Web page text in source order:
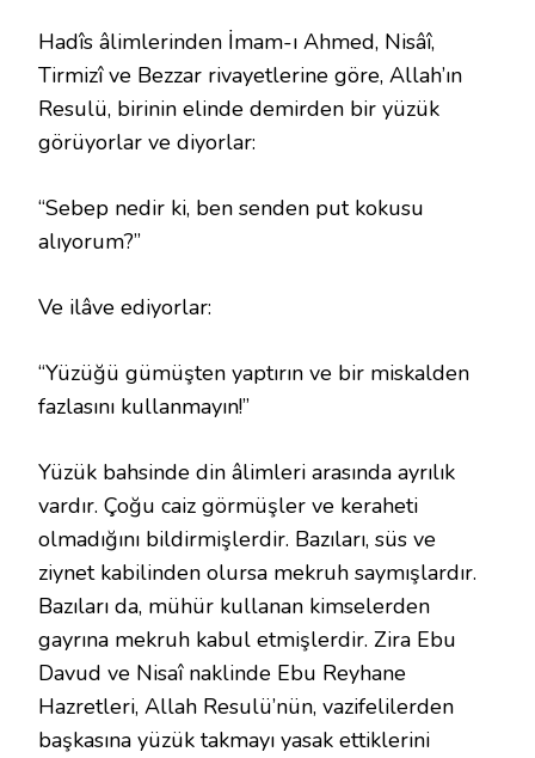
Hadîs âlimlerinden İmam-ı Ahmed, Nisâî,
Tirmizî ve Bezzar rivayetlerine göre, Allah’ın
Resulü, birinin elinde demirden bir yüzük
görüyorlar ve diyorlar:
“Sebep nedir ki, ben senden put kokusu
alıyorum?”
Ve ilâve ediyorlar:
“Yüzüğü gümüşten yaptırın ve bir miskalden
fazlasını kullanmayın!”
Yüzük bahsinde din âlimleri arasında ayrılık
vardır. Çoğu caiz görmüşler ve keraheti
olmadığını bildirmişlerdir. Bazıları, süs ve
ziynet kabilinden olursa mekruh saymışlardır.
Bazıları da, mühür kullanan kimselerden
gayrına mekruh kabul etmişlerdir. Zira Ebu
Davud ve Nisaî naklinde Ebu Reyhane
Hazretleri, Allah Resulü’nün, vazifelilerden
başkasına yüzük takmayı yasak ettiklerini